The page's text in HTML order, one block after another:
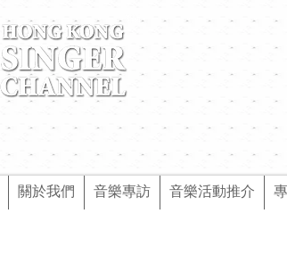
關於我們 音樂專訪 音樂活動推介